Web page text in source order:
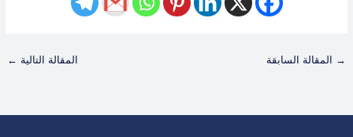
→ المقالة السابقة المقالة التالية ←